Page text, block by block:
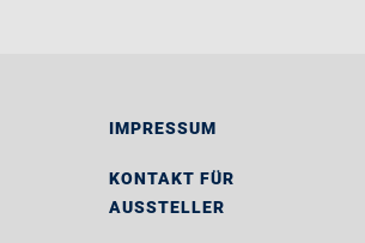
IMPRESSUM
KONTAKT FÜR
AUSSTELLER